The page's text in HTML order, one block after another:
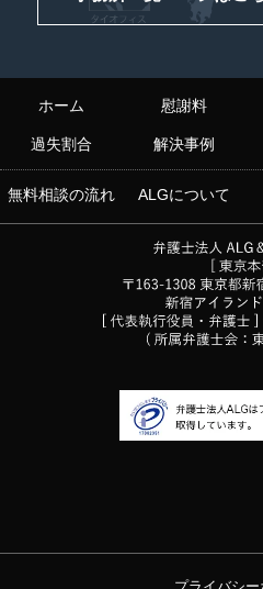
ホーム 慰謝料
過失割合 解決事例
無料相談の流れ ALGについて